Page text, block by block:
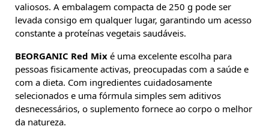
valiosos. A embalagem compacta de 250 g pode ser
levada consigo em qualquer lugar, garantindo um acesso
constante a proteínas vegetais saudáveis.
BEORGANIC Red Mix é uma excelente escolha para
pessoas fisicamente activas, preocupadas com a saúde e
com a dieta. Com ingredientes cuidadosamente
selecionados e uma fórmula simples sem aditivos
desnecessários, o suplemento fornece ao corpo o melhor
da natureza.